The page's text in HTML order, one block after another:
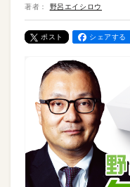
著者： 野呂エイシロウ
ポスト シェアする